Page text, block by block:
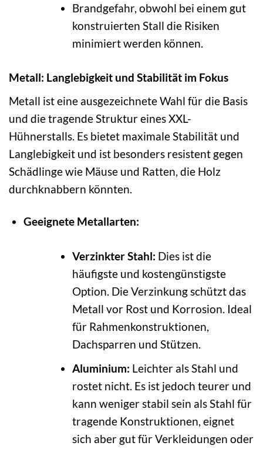
Brandgefahr, obwohl bei einem gut
konstruierten Stall die Risiken
minimiert werden können.
Metall: Langlebigkeit und Stabilität im Fokus
Metall ist eine ausgezeichnete Wahl für die Basis
und die tragende Struktur eines XXL-
Hühnerstalls. Es bietet maximale Stabilität und
Langlebigkeit und ist besonders resistent gegen
Schädlinge wie Mäuse und Ratten, die Holz
durchknabbern könnten.
Geeignete Metallarten:
Verzinkter Stahl: Dies ist die
häufigste und kostengünstigste
Option. Die Verzinkung schützt das
Metall vor Rost und Korrosion. Ideal
für Rahmenkonstruktionen,
Dachsparren und Stützen.
Aluminium: Leichter als Stahl und
rostet nicht. Es ist jedoch teurer und
kann weniger stabil sein als Stahl für
tragende Konstruktionen, eignet
sich aber gut für Verkleidungen oder